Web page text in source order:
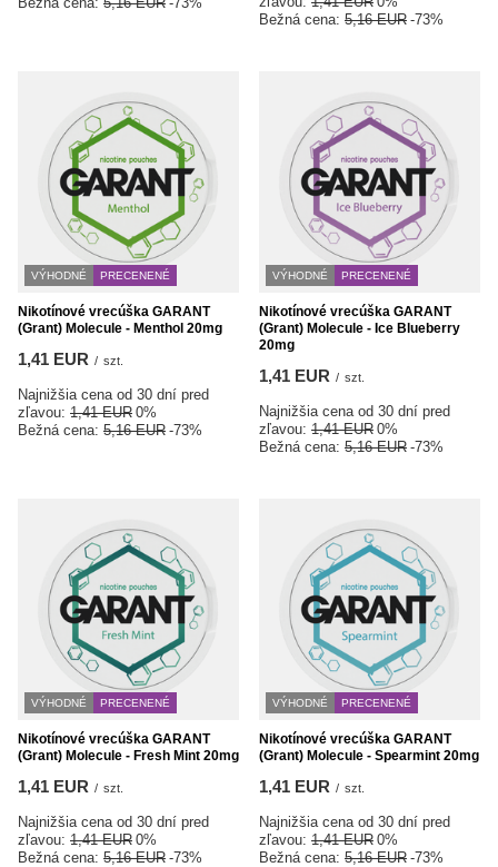
Bežná cena: 5,16 EUR -73%
VÝHODNÉ PRECENENÉ
Nikotínové vrecúška GARANT
(Grant) Molecule - Menthol 20mg
1,41 EUR / szt.
Najnižšia cena od 30 dní pred
zľavou: 1,41 EUR 0%
Bežná cena: 5,16 EUR -73%
VÝHODNÉ PRECENENÉ
Nikotínové vrecúška GARANT
(Grant) Molecule - Ice Blueberry
20mg
1,41 EUR / szt.
Najnižšia cena od 30 dní pred
zľavou: 1,41 EUR 0%
Bežná cena: 5,16 EUR -73%
VÝHODNÉ PRECENENÉ
Nikotínové vrecúška GARANT
(Grant) Molecule - Fresh Mint 20mg
1,41 EUR / szt.
Najnižšia cena od 30 dní pred
zľavou: 1,41 EUR 0%
Bežná cena: 5,16 EUR -73%
VÝHODNÉ PRECENENÉ
Nikotínové vrecúška GARANT
(Grant) Molecule - Spearmint 20mg
1,41 EUR / szt.
Najnižšia cena od 30 dní pred
zľavou: 1,41 EUR 0%
Bežná cena: 5,16 EUR -73%